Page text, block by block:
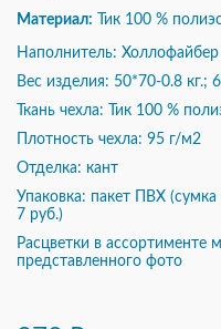
Материал: Тик 100 %
Наполнитель: Холлофайбер
Вес изделия: 50*70-0.8 кг.;
Ткань чехла: Тик 100 %
Плотность чехла: 95 г/м2
Отделка: кант
Упаковка: пакет ПВХ
7 руб.)
Расцветки в ассортименте
представленного фото